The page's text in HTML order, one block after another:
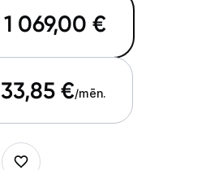
1 069,00 €
33,85 €/mēn.